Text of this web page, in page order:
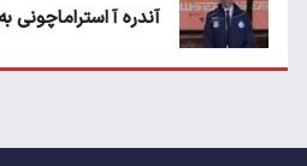
آندره آ
حسن روی هوا!